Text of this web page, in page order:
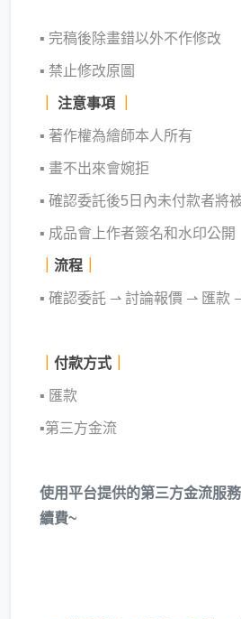
▪ 完稿後除畫錯以外不作修改
▪ 禁止修改原圖
注意事項
▪ 著作權為繪師本人所有
▪ 畫不出來會婉拒
▪ 確認委託後5日內未付款者將
▪ 成品會上作者簽名和水印公開
流程
▪ 確認委託 ⇀ 討論報價 ⇀ 匯款
付款方式
▪ 匯款
▪第三方金流
使用平台提供的第三方金流服
續費~